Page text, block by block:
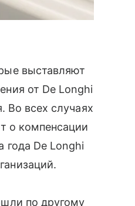
выставляют
от De Longhi
Во всех случаях
о компенсации
года De Longhi
по другому